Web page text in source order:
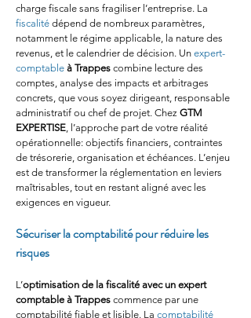
charge fiscale sans fragiliser l’entreprise. La
fiscalité dépend de nombreux paramètres,
notamment le régime applicable, la nature des
revenus, et le calendrier de décision. Un expert-
comptable à Trappes combine lecture des
comptes, analyse des impacts et arbitrages
concrets, que vous soyez dirigeant, responsable
administratif ou chef de projet. Chez GTM
EXPERTISE, l’approche part de votre réalité
opérationnelle: objectifs financiers, contraintes
de trésorerie, organisation et échéances. L’enjeu
est de transformer la réglementation en leviers
maîtrisables, tout en restant aligné avec les
exigences en vigueur.
Sécuriser la comptabilité pour réduire les
risques
L’optimisation de la fiscalité avec un expert
comptable à Trappes commence par une
comptabilité fiable et lisible. La comptabilité